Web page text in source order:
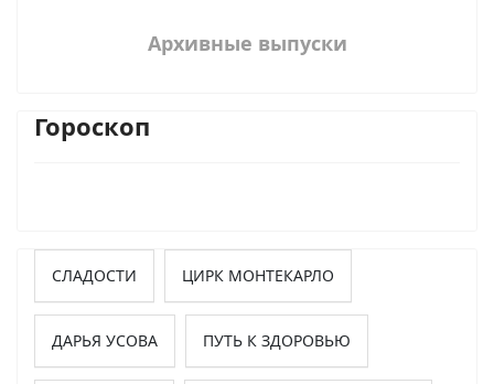
Архивные выпуски
Гороскоп
СЛАДОСТИ ЦИРК МОНТЕКАРЛО
ДАРЬЯ УСОВА ПУТЬ К ЗДОРОВЬЮ